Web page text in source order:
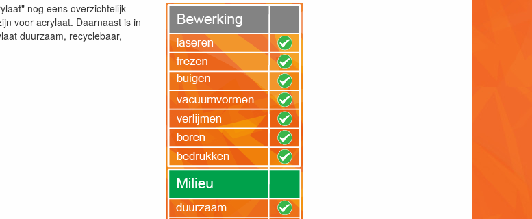
nog eens overzichtelijk
voor acrylaat. Daarnaast is in
duurzaam, recyclebaar,